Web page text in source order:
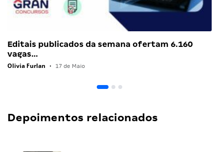
Editais publicados da semana ofertam 6.160
vagas…
Olivia Furlan • 17 de Maio
Depoimentos relacionados